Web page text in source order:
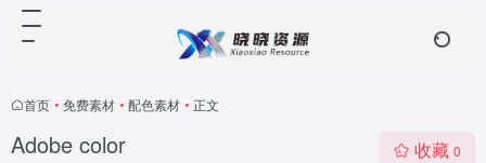
首页 • 免费素材 • 配色素材 • 正文
Adobe color 收藏 0